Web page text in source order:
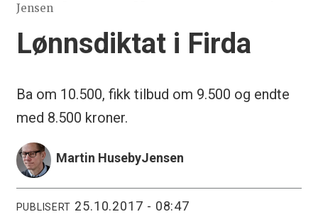
Jensen
Lønnsdiktat i Firda
Ba om 10.500, fikk tilbud om 9.500 og endte
med 8.500 kroner.
Martin HusebyJensen
PUBLISERT 25.10.2017 - 08:47